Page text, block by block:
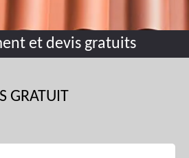
et devis gratuits
GRATUIT